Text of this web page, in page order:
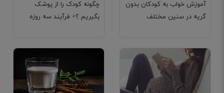
چگونه کودک را از پوشک
بگیریم ؟+ فرآیند سه روزه
آموزش خواب به کودکان بدون
گریه در سنین مختلف